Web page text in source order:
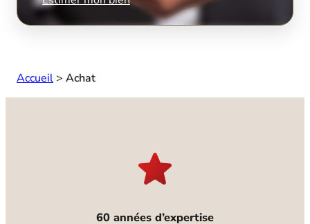
Accueil > Achat
60 années d’expertise